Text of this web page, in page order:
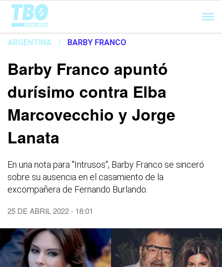
Cargando...
ARGENTINA | BARBY FRANCO
Barby Franco apuntó
durísimo contra Elba
Marcovecchio y Jorge
Lanata
En una nota para "Intrusos", Barby Franco se sinceró
sobre su ausencia en el casamiento de la
excompañera de Fernando Burlando.
25 DE ABRIL 2022 - 18:01